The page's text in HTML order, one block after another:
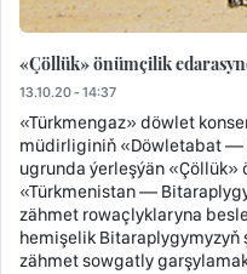
«Çöllük» önümçilik
13.10.20 - 14:37
«Türkmengaz» döwlet
müdirliginiň «Döwletabat —
ugrunda ýerleşýän
«Türkmenistan —
zähmet rowaçlyklaryna
hemişelik Bitaraplygymyzyň
zähmet sowgatly